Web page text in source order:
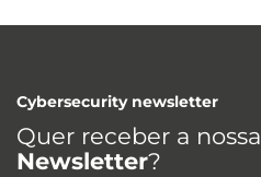
Cybersecurity newsletter
Quer receber a nossa
Newsletter?